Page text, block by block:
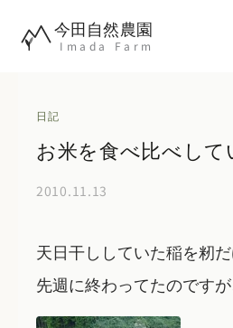
今田自然農園
Imada Farm
日記
お米を食べ比べして
2010.11.13
天日干ししていた稲を籾
先週に終わってたのですが